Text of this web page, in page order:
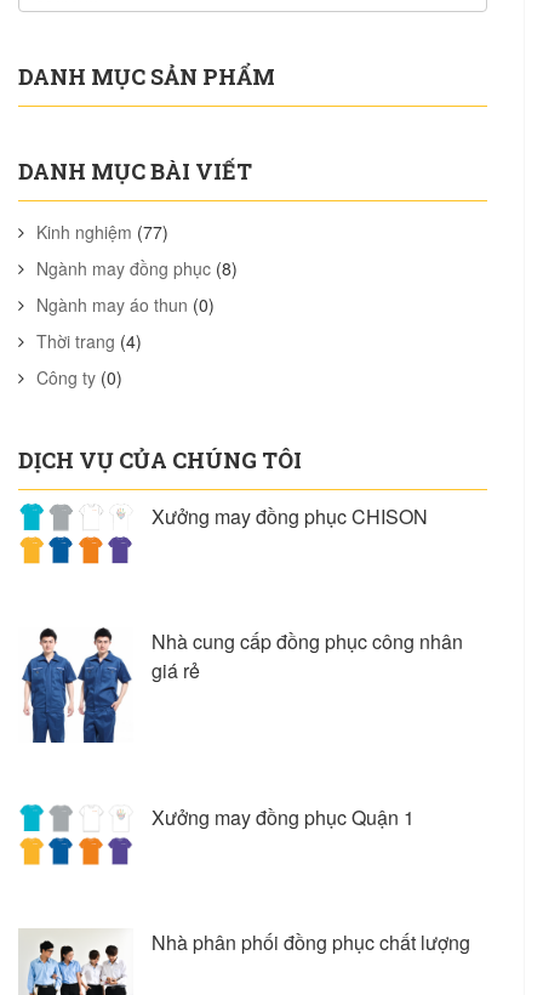
DANH MỤC SẢN PHẨM
DANH MỤC BÀI VIẾT
Kinh nghiệm (77)
Ngành may đồng phục (8)
Ngành may áo thun (0)
Thời trang (4)
Công ty (0)
DỊCH VỤ CỦA CHÚNG TÔI
Xưởng may đồng phục CHISON
Nhà cung cấp đồng phục công nhân
giá rẻ
Xưởng may đồng phục Quận 1
Nhà phân phối đồng phục chất lượng